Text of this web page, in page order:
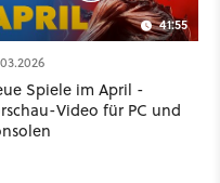
41:55
Spiele im April -
Video für PC und